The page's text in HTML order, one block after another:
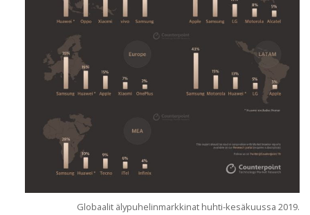
Globaalit älypuhelinmarkkinat huhti-kesäkuussa 2019.